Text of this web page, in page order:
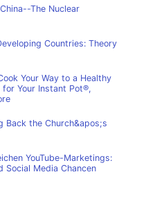
The Nuclear
Countries: Theory
Your Way to a Healthy
Your Instant Pot®,
Back the Church&apos;s
YouTube-Marketings:
Social Media Chancen